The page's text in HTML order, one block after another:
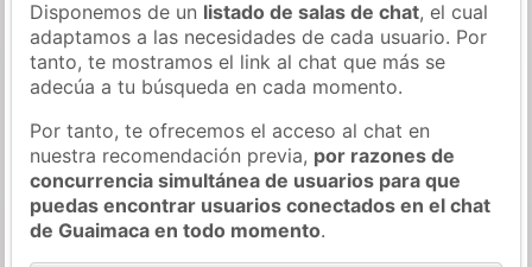
Disponemos de un listado de salas de chat, el cual
adaptamos a las necesidades de cada usuario. Por
tanto, te mostramos el link al chat que más se
adecúa a tu búsqueda en cada momento.
Por tanto, te ofrecemos el acceso al chat en
nuestra recomendación previa, por razones de
concurrencia simultánea de usuarios para que
puedas encontrar usuarios conectados en el chat
de Guaimaca en todo momento.